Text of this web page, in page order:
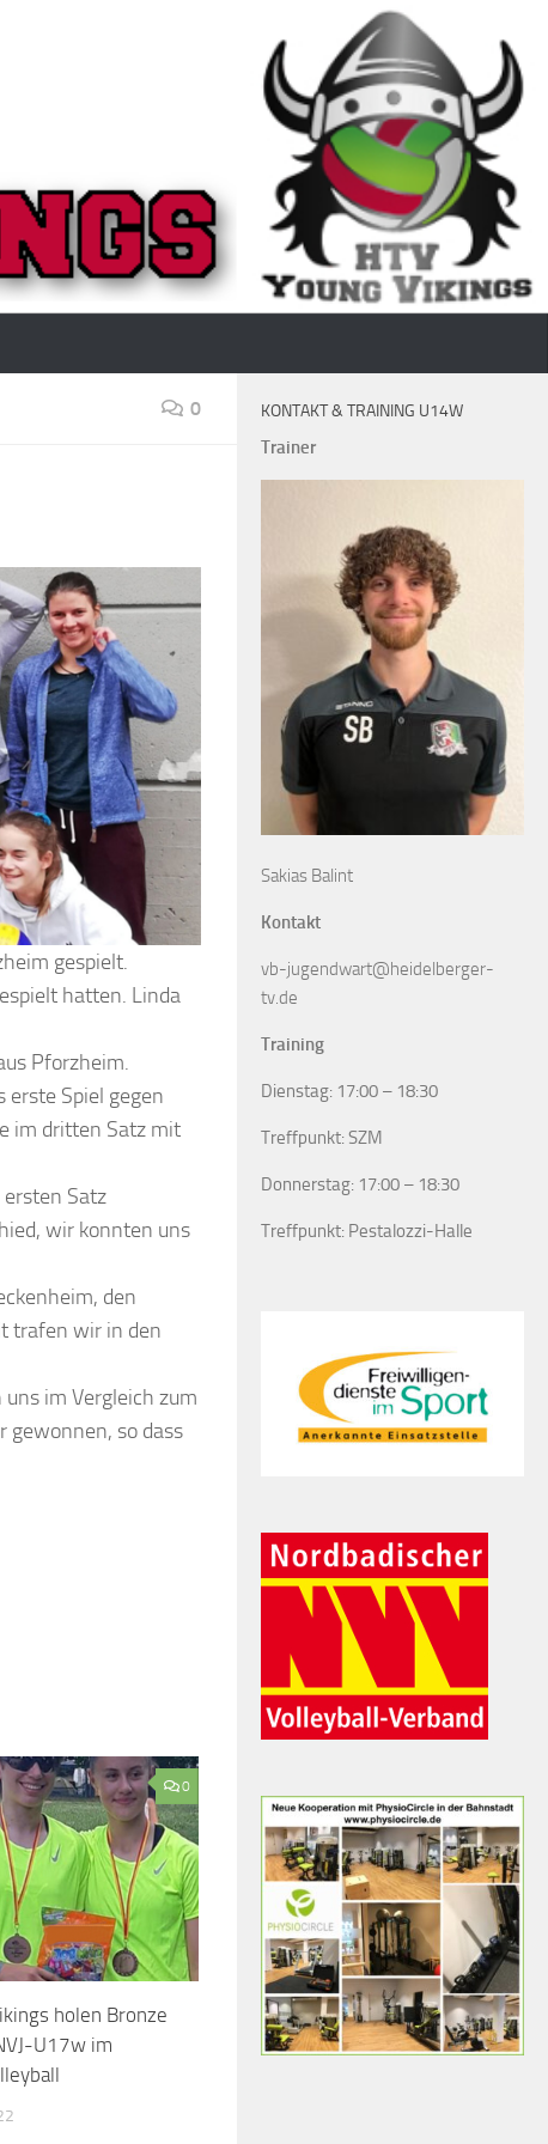
0
gespielt.
hatten. Linda
Pforzheim.
Spiel gegen
im dritten Satz mit
Satz
wir konnten uns
den
trafen wir in den
im Vergleich zum
gewonnen, so dass
0
holen Bronze
U17w im
KONTAKT & TRAINING U14W
Trainer
Sakias Balint
Kontakt
vb-jugendwart@heidelberger-
tv.de
Training
Dienstag: 17:00 – 18:30
Treffpunkt: SZM
Donnerstag: 17:00 – 18:30
Treffpunkt: Pestalozzi-Halle